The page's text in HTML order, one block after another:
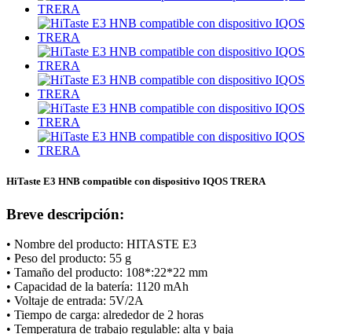
HiTaste E3 HNB compatible con dispositivo IQOS TRERA
Breve descripción:
• Nombre del producto: HITASTE E3
• Peso del producto: 55 g
• Tamaño del producto: 108*:22*22 mm
• Capacidad de la batería: 1120 mAh
• Voltaje de entrada: 5V/2A
• Tiempo de carga: alrededor de 2 horas
• Temperatura de trabajo regulable: alta y baja